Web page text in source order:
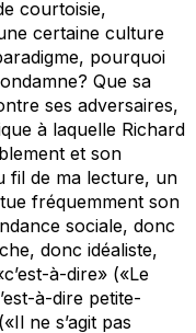
courtoisie,
certaine culture
pourquoi
Que sa
ses adversaires,
à laquelle Richard
et son
fil de ma lecture, un
fréquemment son
sociale, donc
donc idéaliste,
à-dire» («Le
à-dire petite-
ne s’agit pas